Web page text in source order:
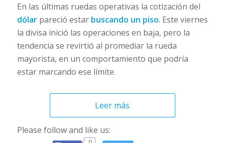
En las últimas ruedas operativas la cotización del
dólarpareció estar buscando un piso. Este viernes
la divisa inició las operaciones en baja, pero la
tendencia se revirtió al promediar la rueda
mayorista, en un comportamiento que podría
estar marcando ese límite.
Leer más
Please follow and like us: